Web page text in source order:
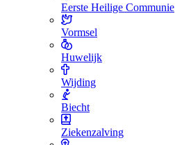
Eerste Heilige Communie
Vormsel
Huwelijk
Wijding
Biecht
Ziekenzalving